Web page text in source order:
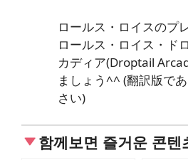
ロールス・ロイスのプ
ロールス・ロイス・ド
カディア(Droptail
ましょう^^ (翻訳版で
さい)
함께보면 즐거운 콘텐